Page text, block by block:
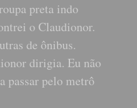
preta indo
o Claudionor.
de ônibus.
dirigia. Eu não
passar pelo metrô